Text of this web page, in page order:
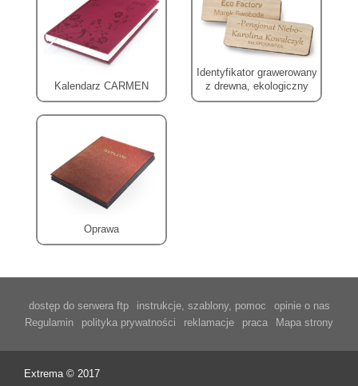
Kalendarz CARMEN
Identyfikator grawerowany
z drewna, ekologiczny
Oprawa
dostęp do serwera ftp instrukcje, szablony, pomoc
opinie o nas
Regulamin
polityka prywatności reklamacje praca Mapa strony
Extrema © 2017